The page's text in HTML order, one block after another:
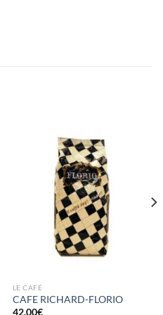
LE CAFÉ
CAFE RICHARD-FLORIO
42.00€